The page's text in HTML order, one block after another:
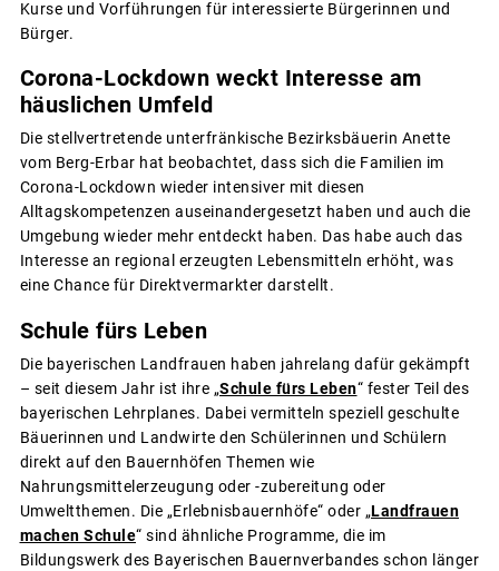
Kurse und Vorführungen für interessierte Bürgerinnen und
Bürger.
Corona-Lockdown weckt Interesse am
häuslichen Umfeld
Die stellvertretende unterfränkische Bezirksbäuerin Anette
vom Berg-Erbar hat beobachtet, dass sich die Familien im
Corona-Lockdown wieder intensiver mit diesen
Alltagskompetenzen auseinandergesetzt haben und auch die
Umgebung wieder mehr entdeckt haben. Das habe auch das
Interesse an regional erzeugten Lebensmitteln erhöht, was
eine Chance für Direktvermarkter darstellt.
Schule fürs Leben
Die bayerischen Landfrauen haben jahrelang dafür gekämpft
– seit diesem Jahr ist ihre „Schule fürs Leben“ fester Teil des
bayerischen Lehrplanes. Dabei vermitteln speziell geschulte
Bäuerinnen und Landwirte den Schülerinnen und Schülern
direkt auf den Bauernhöfen Themen wie
Nahrungsmittelerzeugung oder -zubereitung oder
Umweltthemen. Die „Erlebnisbauernhöfe“ oder „Landfrauen
machen Schule“ sind ähnliche Programme, die im
Bildungswerk des Bayerischen Bauernverbandes schon länger